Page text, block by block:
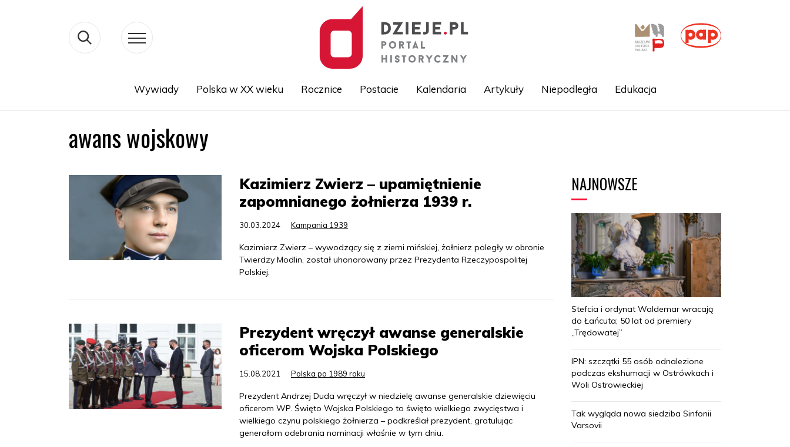
Wywiady Polska w XX wieku Rocznice Postacie Kalendaria Artykuły Niepodległa Edukacja
awans wojskowy
Kazimierz Zwierz – upamiętnienie
zapomnianego żołnierza 1939 r.
30.03.2024 Kampania 1939
Kazimierz Zwierz – wywodzący się z ziemi mińskiej, żołnierz poległy w obronie
Twierdzy Modlin, został uhonorowany przez Prezydenta Rzeczypospolitej
Polskiej.
Prezydent wręczył awanse generalskie
oficerom Wojska Polskiego
15.08.2021 Polska po 1989 roku
Prezydent Andrzej Duda wręczył w niedzielę awanse generalskie dziewięciu
oficerom WP. Święto Wojska Polskiego to święto wielkiego zwycięstwa i
wielkiego czynu polskiego żołnierza – podkreślał prezydent, gratulując
generałom odebrania nominacji właśnie w tym dniu.
NAJNOWSZE
Stefcia i ordynat Waldemar wracają
do Łańcuta; 50 lat od premiery
„Trędowatej”
IPN: szczątki 55 osób odnalezione
podczas ekshumacji w Ostrówkach i
Woli Ostrowieckiej
Tak wygląda nowa siedziba Sinfonii
Varsovii